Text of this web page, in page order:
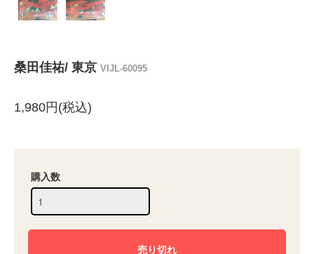
桑田佳祐/ 東京 VIJL-60095
1,980円(税込)
購入数